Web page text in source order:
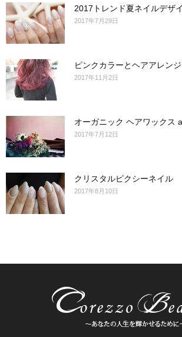
2017トレンド夏ネイルデザ
2017年7月29日
ピンクカラーとヘアアレンジ
2017年11月2日
オーガニック ヘアワックス
2017年7月12日
クリスタルピクシーネイル
2017年8月10日